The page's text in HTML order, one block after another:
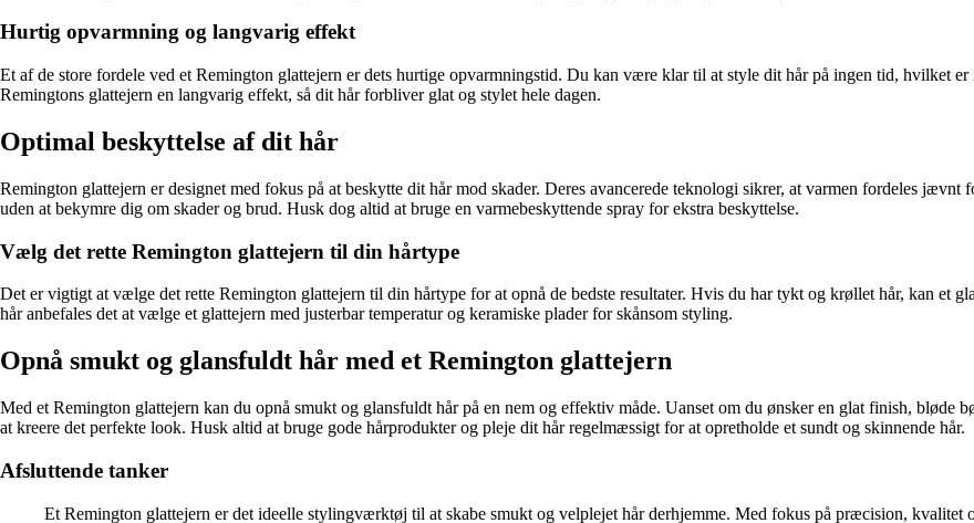
Hurtig opvarmning og langvarig effekt
Et af de store fordele ved et Remington glattejern er dets hurtige opvarmningstid. Du kan være klar til at style dit hår på ingen tid, hvilket
Remingtons glattejern en langvarig effekt, så dit hår forbliver glat og stylet hele dagen.
Optimal beskyttelse af dit hår
Remington glattejern er designet med fokus på at beskytte dit hår mod skader. Deres avancerede teknologi sikrer, at varmen fordeles
uden at bekymre dig om skader og brud. Husk dog altid at bruge en varmebeskyttende spray for ekstra beskyttelse.
Vælg det rette Remington glattejern til din hårtype
Det er vigtigt at vælge det rette Remington glattejern til din hårtype for at opnå de bedste resultater. Hvis du har tykt og krøllet hår, kan et
hår anbefales det at vælge et glattejern med justerbar temperatur og keramiske plader for skånsom styling.
Opnå smukt og glansfuldt hår med et Remington glattejern
Med et Remington glattejern kan du opnå smukt og glansfuldt hår på en nem og effektiv måde. Uanset om du ønsker en glat finish, bløde
at kreere det perfekte look. Husk altid at bruge gode hårprodukter og pleje dit hår regelmæssigt for at opretholde et sundt og skinnende hår.
Afsluttende tanker
Et Remington glattejern er det ideelle stylingværktøj til at skabe smukt og velplejet hår derhjemme. Med fokus på præcision, kvalitet